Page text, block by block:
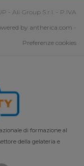
- Ali Group S.r.l. - P.IVA
by antherica.com -
Preferenze cookies
di formazione al
della gelateria e